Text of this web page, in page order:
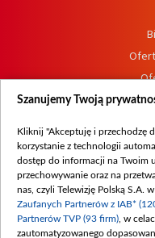
Procedura
Szanujemy Twoją
Kliknij "Akceptuję i przechodzę
korzystanie z technologii
dostęp do informacji na Twoim
przechowywanie oraz na
nas, czyli Telewizję Polską S.A.
Zaufanych Partnerów z IAB*
Partnerów TVP (93 firm) , w
zautomatyzowanego